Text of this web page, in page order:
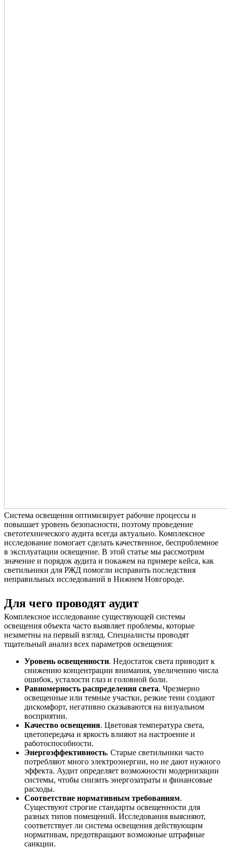
Система освещения оптимизирует рабочие процессы и
повышает уровень безопасности, поэтому проведение
светотехнического аудита всегда актуально. Комплексное
исследование помогает сделать качественное, беспроблемное
в эксплуатации освещение. В этой статье мы рассмотрим
значение и порядок аудита и покажем на примере кейса, как
светильники для РЖД помогли исправить последствия
неправильных исследований в Нижнем Новгороде.
Для чего проводят аудит
Комплексное исследование существующей системы
освещения объекта часто выявляет проблемы, которые
незаметны на первый взгляд. Специалисты проводят
тщательный анализ всех параметров освещения:
Уровень освещенности. Недостаток света приводит к
снижению концентрации внимания, увеличению числа
ошибок, усталости глаз и головной боли.
Равномерность распределения света. Чрезмерно
освещенные или темные участки, резкие тени создают
дискомфорт, негативно сказываются на визуальном
восприятии.
Качество освещения. Цветовая температура света,
цветопередача и яркость влияют на настроение и
работоспособности.
Энергоэффективность. Старые светильники часто
потребляют много электроэнергии, но не дают нужного
эффекта. Аудит определяет возможности модернизации
системы, чтобы снизить энергозатраты и финансовые
расходы.
Соответствие нормативным требованиям.
Существуют строгие стандарты освещенности для
разных типов помещений. Исследования выясняют,
соответствует ли система освещения действующим
нормативам, предотвращают возможные штрафные
санкции.